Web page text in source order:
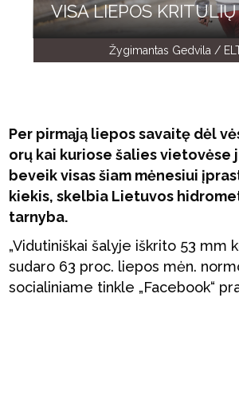
VISA LIEPOS
Žygimantas Gedvila /
Per pirmąją liepos savaitę dėl
orų kai kuriose šalies vietovėse
beveik visas šiam mėnesiui
kiekis, skelbia Lietuvos
tarnyba.
„Vidutiniškai šalyje iškrito 53 mm
sudaro 63 proc. liepos mėn.
socialiniame tinkle „Facebook“